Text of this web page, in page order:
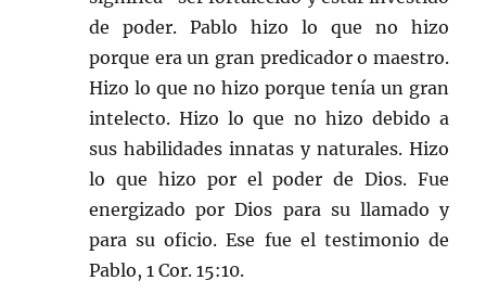
de poder. Pablo hizo lo que no hizo
porque era un gran predicador o maestro.
Hizo lo que no hizo porque tenía un gran
intelecto. Hizo lo que no hizo debido a
sus habilidades innatas y naturales. Hizo
lo que hizo por el poder de Dios. Fue
energizado por Dios para su llamado y
para su oficio. Ese fue el testimonio de
Pablo, 1 Cor. 15:10.